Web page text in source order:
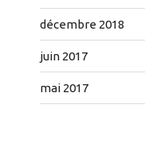
décembre 2018
juin 2017
mai 2017